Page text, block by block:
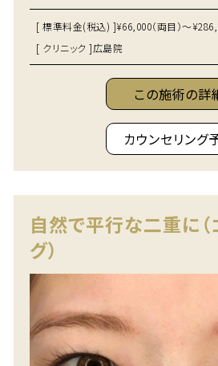
[ 標準料金(税込) ]¥66,000（両目）～
[ クリニック ]広島院
この施術の詳
カウンセリング
自然で平行な二重に
グ）